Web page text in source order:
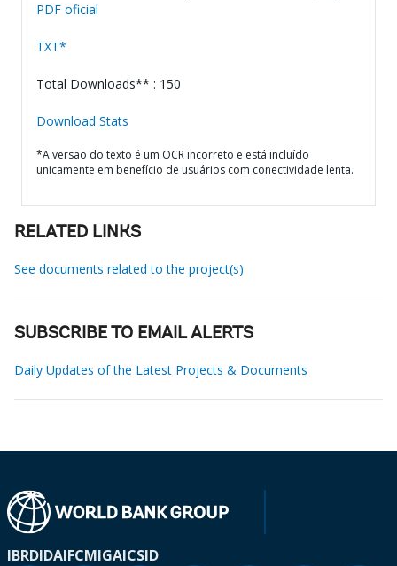
PDF oficial
TXT*
Total Downloads** : 150
Download Stats
*A versão do texto é um OCR incorreto e está incluído
unicamente em benefício de usuários com conectividade lenta.
RELATED LINKS
See documents related to the project(s)
SUBSCRIBE TO EMAIL ALERTS
Daily Updates of the Latest Projects & Documents
IBRDIDAIFCMIGAICSID